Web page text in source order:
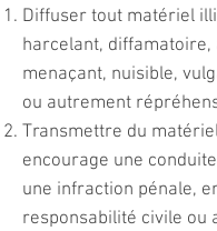
Diffuser tout matériel
harcelant, diffamatoire,
menaçant, nuisible,
ou autrement
Transmettre du
encourage une
une infraction pénale,
responsabilité civile ou